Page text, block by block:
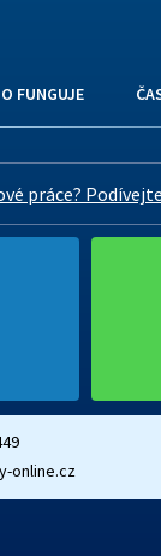
FUNGUJE
práce? Podívejte
online.cz